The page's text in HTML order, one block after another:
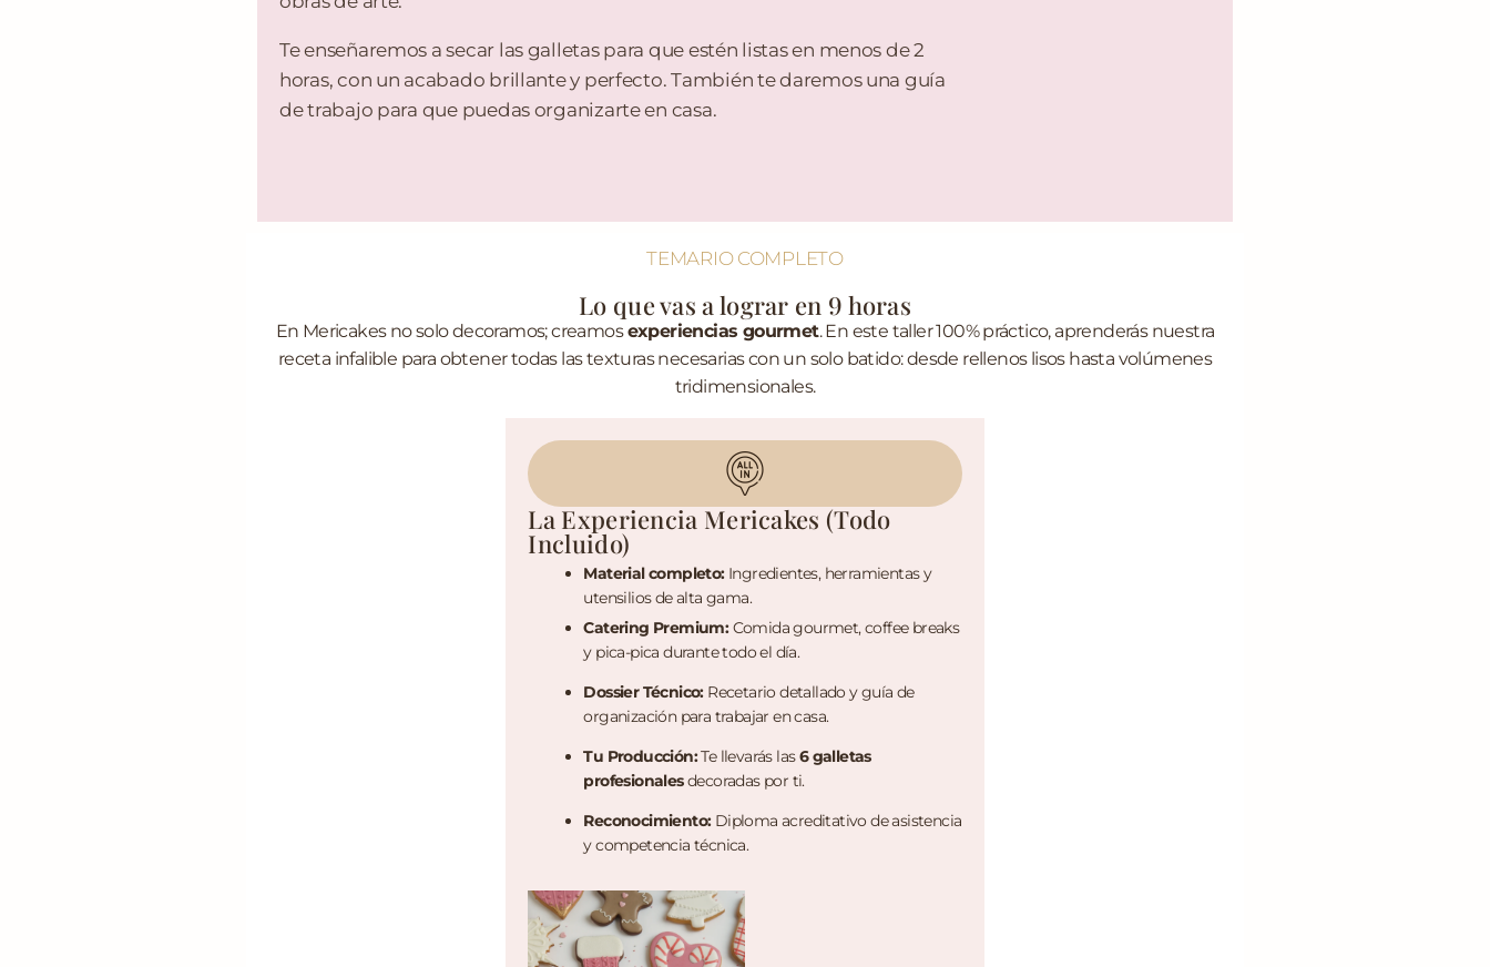
Te enseñaremos a secar las galletas para que estén listas en menos de 2
horas, con un acabado brillante y perfecto. También te daremos una guía
de trabajo para que puedas organizarte en casa.
TEMARIO COMPLETO
Lo que vas a lograr en 9 horas
En Mericakes no solo decoramos; creamosexperiencias gourmet. En este taller 100% práctico, aprenderás nuestra
receta infalible para obtener todas las texturas necesarias con un solo batido: desde rellenos lisos hasta volúmenes
tridimensionales.
La Experiencia Mericakes (Todo
Incluido)
Material completo:Ingredientes, herramientas y
utensilios de alta gama.
Catering Premium:Comida gourmet, coffee breaks
y pica-pica durante todo el día.
Dossier Técnico:Recetario detallado y guía de
organización para trabajar en casa.
Tu Producción:Te llevarás las6 galletas
profesionalesdecoradas por ti.
Reconocimiento:Diploma acreditativo de asistencia
y competencia técnica.